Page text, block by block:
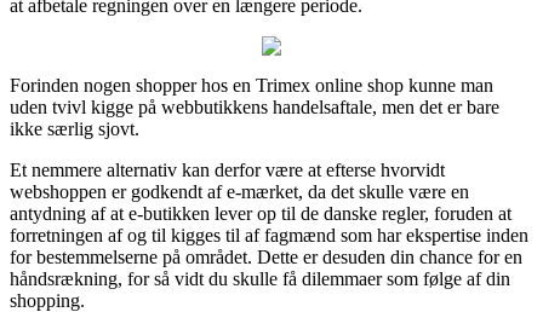
at afbetale regningen over en længere periode.
Forinden nogen shopper hos en Trimex online shop kunne man
uden tvivl kigge på webbutikkens handelsaftale, men det er bare
ikke særlig sjovt.
Et nemmere alternativ kan derfor være at efterse hvorvidt
webshoppen er godkendt af e-mærket, da det skulle være en
antydning af at e-butikken lever op til de danske regler, foruden at
forretningen af og til kigges til af fagmænd som har ekspertise inden
for bestemmelserne på området. Dette er desuden din chance for en
håndsrækning, for så vidt du skulle få dilemmaer som følge af din
shopping.